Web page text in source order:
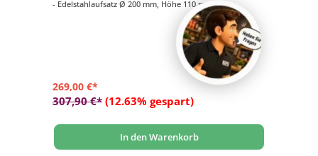
- Edelstahlaufsatz Ø 200 mm, Höhe 110 mm
- Verdampfertopf Ø 200 mm, Höhe 100 mm, Farbe beige
269,00 €*
307,90 €* (12.63% gespart)
In den Warenkorb